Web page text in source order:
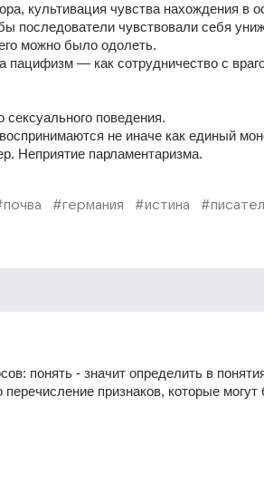
культивация чувства нахождения в
последователи чувствовали себя
можно было одолеть.
пацифизм — как сотрудничество с
сексуального поведения.
не иначе как единый
Неприятие парламентаризма.
#германия #истина
понять - значит определить в
признаков, которые могут